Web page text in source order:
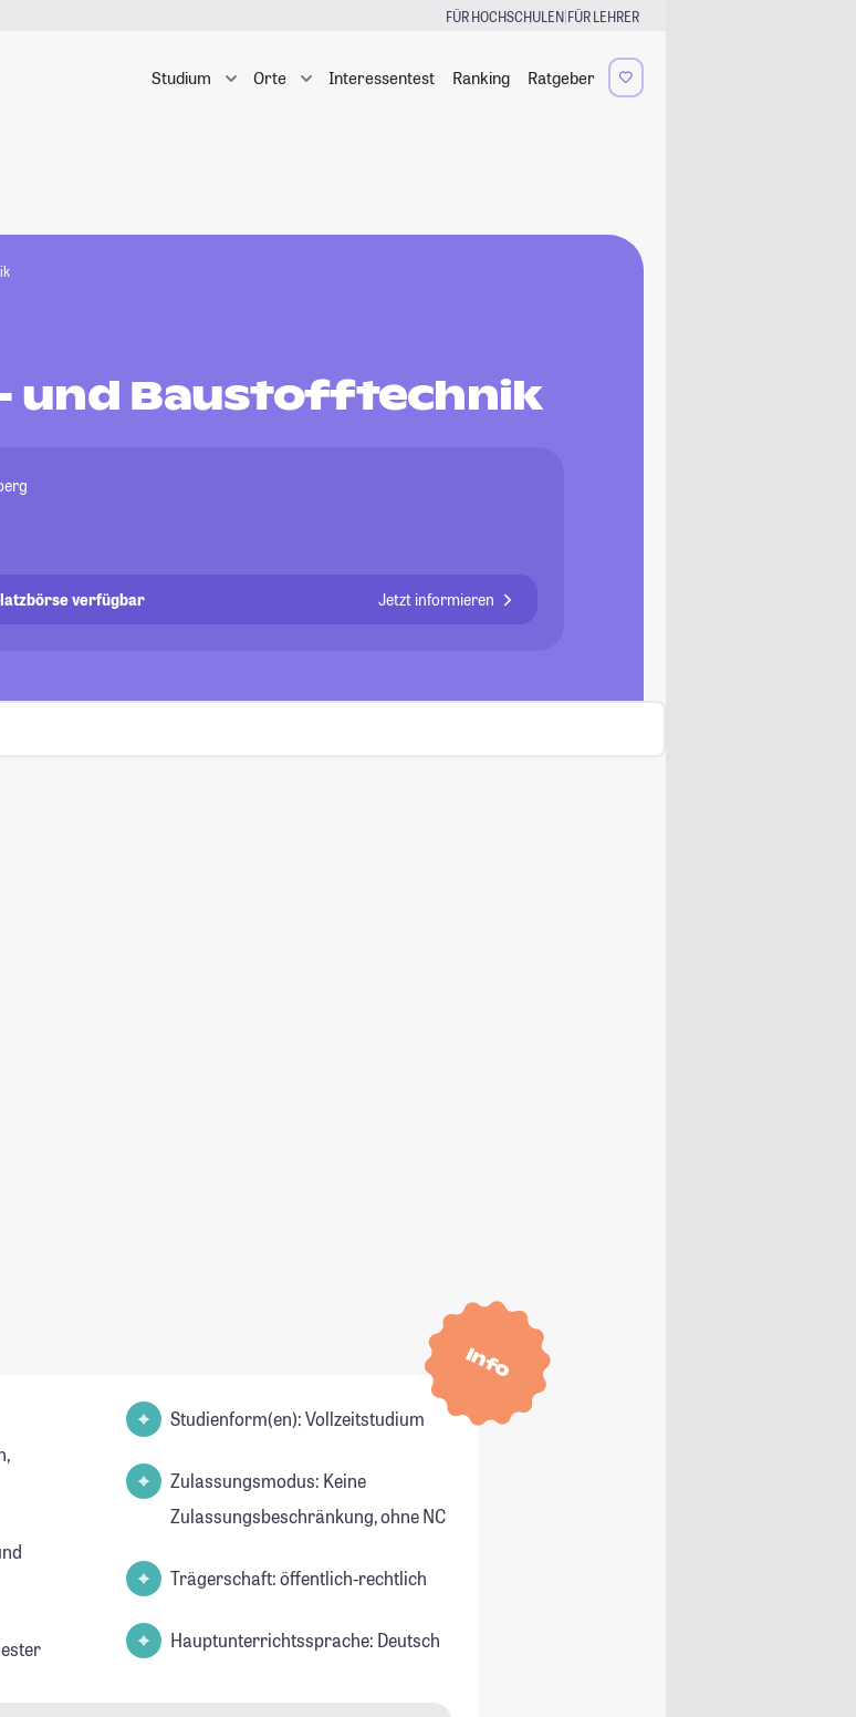
FÜR HOCHSCHULEN|FÜR LEHRER
Studium Orte Interessentest Ranking Ratgeber
und Baustofftechnik
verfügbar Jetzt informieren
Info
Studienform(en): Vollzeitstudium
Zulassungsmodus: Keine
Zulassungsbeschränkung, ohne NC
Trägerschaft: öffentlich-rechtlich
Hauptunterrichtssprache: Deutsch